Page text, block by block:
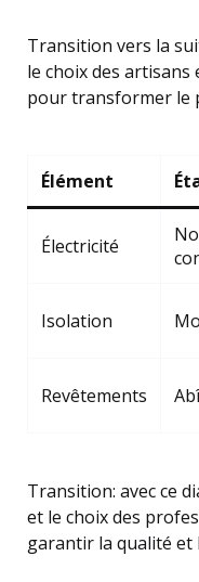
Transition vers la
le choix des
pour transformer le
Élément
Électricité
Isolation
Revêtements
Transition: avec ce
et le choix des
garantir la qualité et